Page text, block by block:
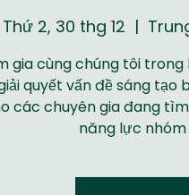
Thứ 2, 30 thg 12
  |
gia cùng chúng tôi
quyết vấn đề sáng tạo
các chuyên gia đang
năng lực